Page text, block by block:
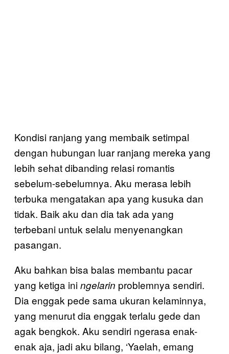
Kondisi ranjang yang membaik setimpal
dengan hubungan luar ranjang mereka yang
lebih sehat dibanding relasi romantis
sebelum-sebelumnya. Aku merasa lebih
terbuka mengatakan apa yang kusuka dan
tidak. Baik aku dan dia tak ada yang
terbebani untuk selalu menyenangkan
pasangan.
Aku bahkan bisa balas membantu pacar
yang ketiga iningelarin problemnya sendiri.
Dia enggak pede sama ukuran kelaminnya,
yang menurut dia enggak terlalu gede dan
agak bengkok. Aku sendiri ngerasa enak-
enak aja, jadi aku bilang, ‘Yaelah, emang